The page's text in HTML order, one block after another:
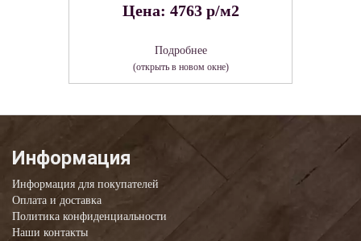
Цена: 4763 р/м2
Подробнее
(открыть в новом окне)
Информация
Информация для покупателей
Оплата и доставка
Политика конфиденциальности
Наши контакты